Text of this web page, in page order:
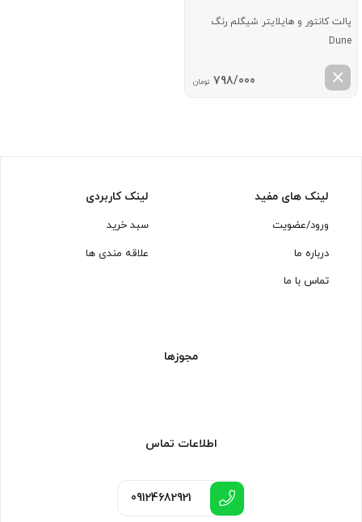
پالت کانتور و هایلایتر شیگلم رنگ
Dune
798/000 تومان
لینک های مفید
ورود/عضویت
درباره ما
تماس با ما
لینک کاربردی
سبد خرید
علاقه مندی ها
مجوزها
اطلاعات تماس
09124682921